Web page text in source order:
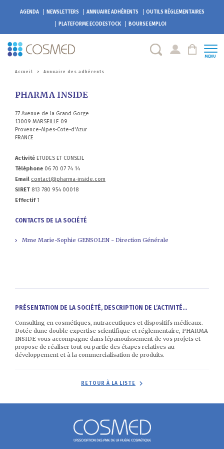
AGENDA NEWSLETTERS ANNUAIRE ADHÉRENTS
OUTILS RÉGLEMENTAIRES
PLATEFORMEECODESTOCK BOURSE EMPLOI
MENU
Accueil > Annuaire des adhérents
PHARMA INSIDE
77 Avenue de la Grand Gorge
13009 MARSEILLE 09
Provence-Alpes-Cote-d'Azur
FRANCE
Activité ETUDES ET CONSEIL
Téléphone 06 70 07 74 14
Email contact@pharma-inside.com
SIRET 813 780 954 00018
Effectif1
CONTACTS DE LA SOCIÉTÉ
Mme Marie-Sophie GENSOLEN - Direction Générale
PRÉSENTATION DE LA SOCIÉTÉ, DESCRIPTION DE L’ACTIVITÉ...
Consulting en cosmétiques, nutraceutiques et dispositifs médicaux.
Dotée dune double expertise scientifique et réglementaire, PHARMA
INSIDE vous accompagne dans lépanouissement de vos projets et
propose de réaliser tout ou partie des étapes relatives au
développement et à la commercialisation de produits.
RETOUR À LA LISTE